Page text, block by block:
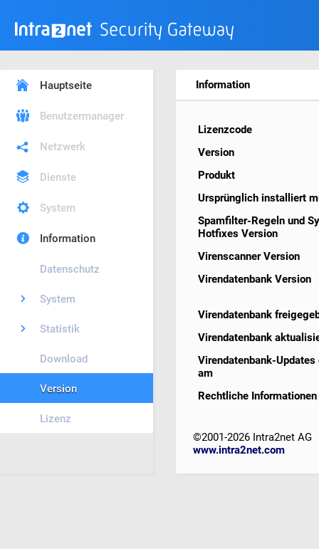
Hauptseite
Benutzermanager
Netzwerk
Dienste
System
Information
Datenschutz
System
Statistik
Download
Version
Lizenz
Information
Lizenzcode
Version
Produkt
Ursprünglich installiert
Spamfilter-Regeln und
Hotfixes Version
Virenscanner Version
Virendatenbank Version
Virendatenbank
Virendatenbank
Virendatenbank-Updates
am
Rechtliche Informationen
©2001-2026 Intra2net AG
www.intra2net.com